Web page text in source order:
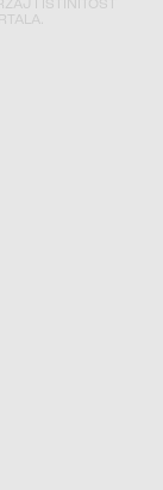
I ISTINITOST